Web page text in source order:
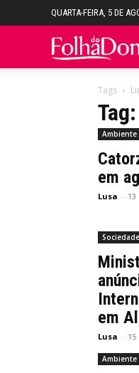
QUARTA-FEIRA, 5 DE
Tags
Ambiente
em
Lusa -
Sociedade
em
Lusa -
Ambiente